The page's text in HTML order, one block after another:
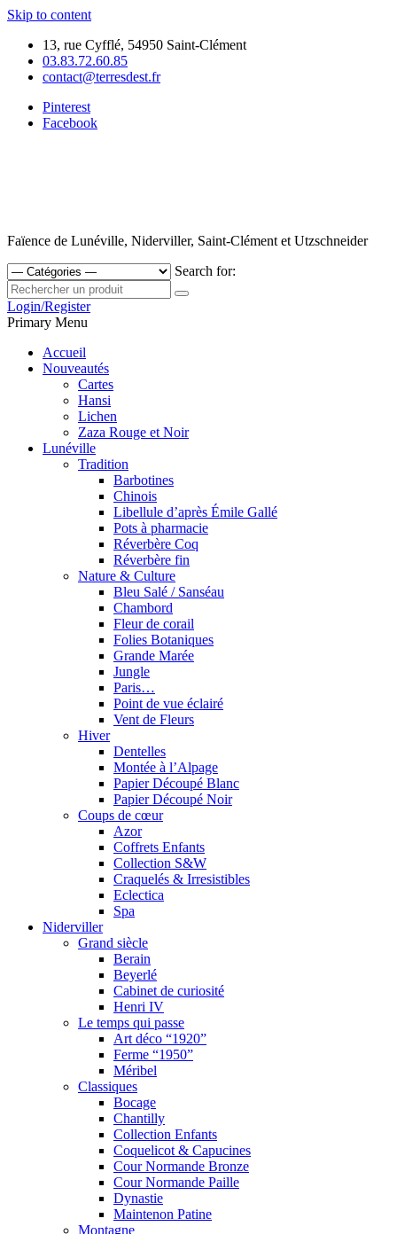
Skip to content
13, rue Cyfflé, 54950 Saint-Clément
03.83.72.60.85
contact@terresdest.fr
Pinterest
Facebook
Faïence de Lunéville, Niderviller, Saint-Clément et Utzschneider
Search for:
Login/Register
Primary Menu
Accueil
Nouveautés
Cartes
Hansi
Lichen
Zaza Rouge et Noir
Lunéville
Tradition
Barbotines
Chinois
Libellule d’après Émile Gallé
Pots à pharmacie
Réverbère Coq
Réverbère fin
Nature & Culture
Bleu Salé / Sanséau
Chambord
Fleur de corail
Folies Botaniques
Grande Marée
Jungle
Paris…
Point de vue éclairé
Vent de Fleurs
Hiver
Dentelles
Montée à l’Alpage
Papier Découpé Blanc
Papier Découpé Noir
Coups de cœur
Azor
Coffrets Enfants
Collection S&W
Craquelés & Irresistibles
Eclectica
Spa
Niderviller
Grand siècle
Berain
Beyerlé
Cabinet de curiosité
Henri IV
Le temps qui passe
Art déco “1920”
Ferme “1950”
Méribel
Classiques
Bocage
Chantilly
Collection Enfants
Coquelicot & Capucines
Cour Normande Bronze
Cour Normande Paille
Dynastie
Maintenon Patine
Montagne